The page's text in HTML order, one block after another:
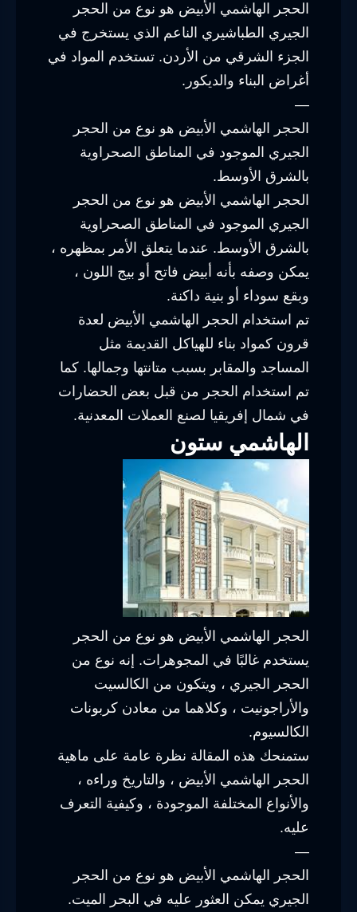
الحجر الهاشمي الأبيض هو نوع من الحجر
الجيري الطباشيري الناعم الذي يستخرج في
الجزء الشرقي من الأردن. تستخدم المواد في
أغراض البناء والديكور.
—
الحجر الهاشمي الأبيض هو نوع من الحجر
الجيري الموجود في المناطق الصحراوية
بالشرق الأوسط.
الحجر الهاشمي الأبيض هو نوع من الحجر
الجيري الموجود في المناطق الصحراوية
بالشرق الأوسط. عندما يتعلق الأمر بمظهره ،
يمكن وصفه بأنه أبيض فاتح أو بيج اللون ،
وبقع سوداء أو بنية داكنة.
تم استخدام الحجر الهاشمي الأبيض لعدة
قرون كمواد بناء للهياكل القديمة مثل
المساجد والمقابر بسبب متانتها وجمالها. كما
تم استخدام الحجر من قبل بعض الحضارات
في شمال إفريقيا لصنع العملات المعدنية.
الهاشمي ستون
الحجر الهاشمي الأبيض هو نوع من الحجر
يستخدم غالبًا في المجوهرات. إنه نوع من
الحجر الجيري ، ويتكون من الكالسيت
والأراجونيت ، وكلاهما من معادن كربونات
الكالسيوم.
ستمنحك هذه المقالة نظرة عامة على ماهية
الحجر الهاشمي الأبيض ، والتاريخ وراءه ،
والأنواع المختلفة الموجودة ، وكيفية التعرف
عليه.
—
الحجر الهاشمي الأبيض هو نوع من الحجر
الجيري يمكن العثور عليه في البحر الميت.